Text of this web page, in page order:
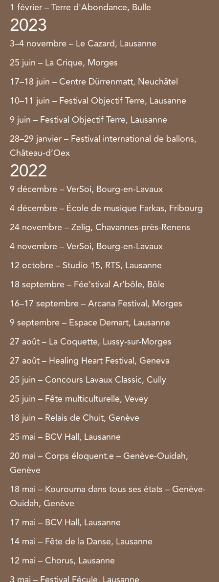
1 février – Terre d'Abondance, Bulle
2023
3–4 novembre – Le Cazard, Lausanne
25 juin – La Crique, Morges
17–18 juin – Centre Dürrenmatt, Neuchâtel
10–11 juin – Festival Objectif Terre, Lausanne
9 juin – Festival Objectif Terre, Lausanne
28–29 janvier – Festival international de ballons,
Château-d’Oex
2022
9 décembre – VerSoi, Bourg-en-Lavaux
4 décembre – École de musique Farkas, Fribourg
24 novembre – Zelig, Chavannes-près-Renens
4 novembre – VerSoi, Bourg-en-Lavaux
12 octobre – Studio 15, RTS, Lausanne
18 septembre – Fée’stival Ar’bôle, Bôle
16–17 septembre – Arcana Festival, Morges
9 septembre – Espace Demart, Lausanne
27 août – La Coquette, Lussy-sur-Morges
27 août – Healing Heart Festival, Geneva
25 juin – Concours Lavaux Classic, Cully
25 juin – Fête multiculturelle, Vevey
18 juin – Relais de Chuit, Genève
25 mai – BCV Hall, Lausanne
20 mai – Corps éloquent.e – Genève-Ouidah,
Genève
18 mai – Kourouma dans tous ses états – Genève-
Ouidah, Genève
17 mai – BCV Hall, Lausanne
14 mai – Fête de la Danse, Lausanne
12 mai – Chorus, Lausanne